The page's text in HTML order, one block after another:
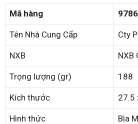
Mã hàng
Tên Nhà Cung Cấp Cty
NXB NXB
Trọng lượng (gr) 188
Kích thước 27.5
Hình thức Bìa